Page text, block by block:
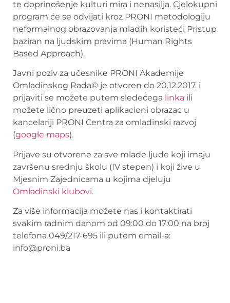
te doprinošenje kulturi mira i nenasilja. Cjelokupni
program će se odvijati kroz PRONI metodologiju
neformalnog obrazovanja mladih koristeći Pristup
baziran na ljudskim pravima (Human Rights
Based Approach).
Javni poziv za učesnike PRONI Akademije
Omladinskog Rada© je otvoren do 20.12.2017. i
prijaviti se možete putem sledećega linka ili
možete lično preuzeti aplikacioni obrazac u
kancelariji PRONI Centra za omladinski razvoj
(google maps).
Prijave su otvorene za sve mlade ljude koji imaju
završenu srednju školu (IV stepen) i koji žive u
Mjesnim Zajednicama u kojima djeluju
Omladinski klubovi.
Za više informacija možete nas i kontaktirati
svakim radnim danom od 09:00 do 17:00 na broj
telefona 049/217-695 ili putem email-a:
info@proni.ba